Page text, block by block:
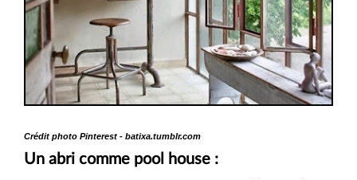
Crédit photo Pinterest - batixa.tumblr.com
Un abri comme pool house :